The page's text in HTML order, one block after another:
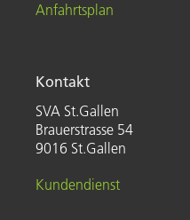
Anfahrtsplan
Kontakt
SVA St.Gallen
Brauerstrasse 54
9016 St.Gallen
Kundendienst